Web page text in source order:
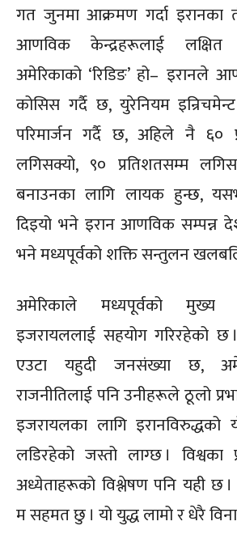
गत जुनमा आक्रमण गर्दा इरानका
आणविक केन्द्रहरूलाई लक्षित
अमेरिकाको ‘रिडिङ’ हो– इरानले
कोसिस गर्दै छ, युरेनियम
परिमार्जन गर्दै छ, अहिले नै ६०
लगिसक्यो, ९० प्रतिशतसम्म
बनाउनका लागि लायक हुन्छ,
दिइयो भने इरान आणविक सम्पन्न
भने मध्यपूर्वको शक्ति सन्तुलन
अमेरिकाले मध्यपूर्वको मुख्य
इजरायललाई सहयोग गरिरहेको
एउटा यहुदी जनसंख्या छ,
राजनीतिलाई पनि उनीहरूले ठूलो
इजरायलका लागि इरानविरुद्धको
लडिरहेको जस्तो लाग्छ । विश्वका
अध्येताहरूको विश्लेषण पनि यही छ
म सहमत छु । यो युद्ध लामो र धेरै